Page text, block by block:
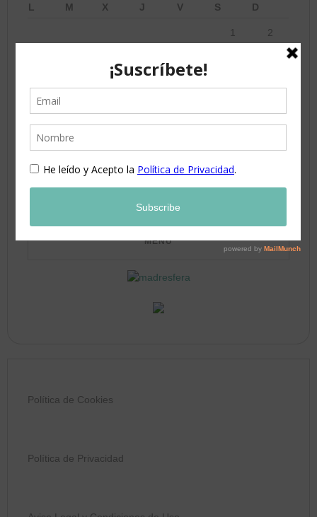
L
M X J V S D
1 2
5
10 11 12 13 14 15 16
24 25 26 27 28 29 30
Política de Cookies
Política de Privacidad